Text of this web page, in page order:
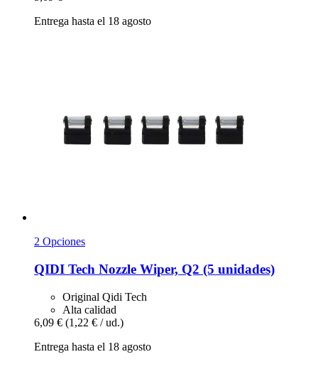
Entrega hasta el 18 agosto
2 Opciones
QIDI Tech Nozzle Wiper, Q2 (5 unidades)
Original Qidi Tech
Alta calidad
6,09 € (1,22 € / ud.)
Entrega hasta el 18 agosto